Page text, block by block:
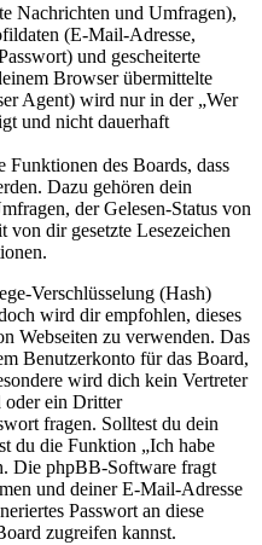
Nachrichten und Umfragen),
(E-Mail-Adresse,
und gescheiterte
Browser übermittelte
Agent) wird nur in der „Wer
und nicht dauerhaft
Funktionen des Boards, dass
Dazu gehören dein
der Gelesen-Status von
von dir gesetzte Lesezeichen
Verschlüsselung (Hash)
wird dir empfohlen, dieses
Webseiten zu verwenden. Das
Benutzerkonto für das Board,
wird dich kein Vertreter
oder ein Dritter
fragen. Solltest du dein
du die Funktion „Ich habe
Die phpBB-Software fragt
und deiner E-Mail-Adresse
Passwort an diese
zugreifen kannst.